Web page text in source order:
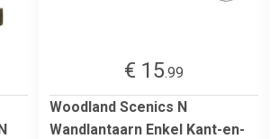
€ 15.99
Woodland Scenics N
Wandlantaarn Enkel Kant-en-